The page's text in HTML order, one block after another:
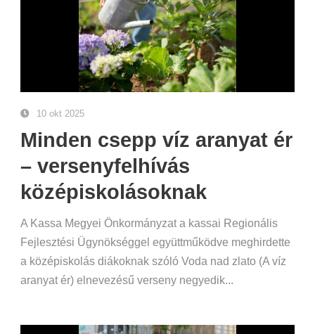
10 okt 2025
Minden csepp víz aranyat ér
– versenyfelhívás
középiskolásoknak
A Kassa Megyei Önkormányzat a kassai Regionális
Fejlesztési Ügynökséggel együttműködve meghirdette
a középiskolás diákoknak szóló Voda nad zlato (A víz
aranyat ér) elnevezésű verseny negyedik...